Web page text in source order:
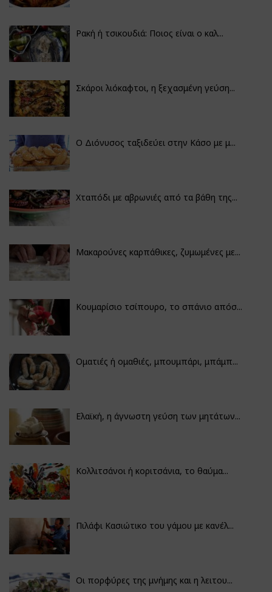
Ρακή ή τσικουδιά: Ποιος είναι ο καλ...
Σκάροι λιόκαφτοι, η ξεχασμένη γεύση...
Ο Διόνυσος ταξιδεύει στην Κάσο με μ...
Χταπόδι με αβρωνιές από τα βάθη της...
Μακαρούνες καρπάθικες, ζυμωμένες με...
Κουμαρίσιο τσίπουρο, το σπάνιο απόσ...
Οματιές ή ομαθιές, μπουμπάρι, μπάμπ...
Ελαϊκή, η άγνωστη γεύση των μητάτων...
Κολλιτσάνοι ή κοριτσάνια, το θαύμα...
Πιλάφι Κασιώτικο του γάμου με κανέλ...
Οι πορφύρες της μνήμης και η λειτου...